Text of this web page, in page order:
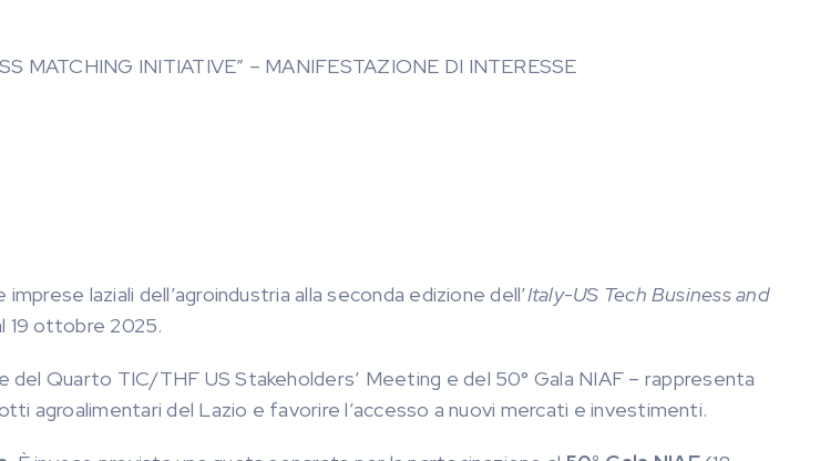
MATCHING INITIATIVE” – MANIFESTAZIONE DI INTERESSE
laziali dell’agroindustria alla seconda edizione dell’Italy-US Tech Business and
19 ottobre 2025.
Quarto TIC/THF US Stakeholders’ Meeting e del 50° Gala NIAF – rappresenta
agroalimentari del Lazio e favorire l’accesso a nuovi mercati e investimenti.